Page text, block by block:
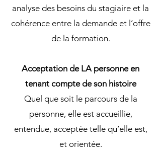
analyse des besoins du stagiaire et la
cohérence entre la demande et l’offre
de la formation.
Acceptation de LA personne en
tenant compte de son histoire
Quel que soit le parcours de la
personne, elle est accueillie,
entendue, acceptée telle qu’elle est,
et orientée.